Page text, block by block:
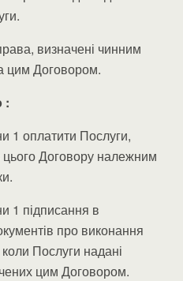
визначені чинним
цим Договором.
:
1 оплатити Послуги,
цього Договору належним
1 підписання в
про виконання
Послуги надані
цим Договором.